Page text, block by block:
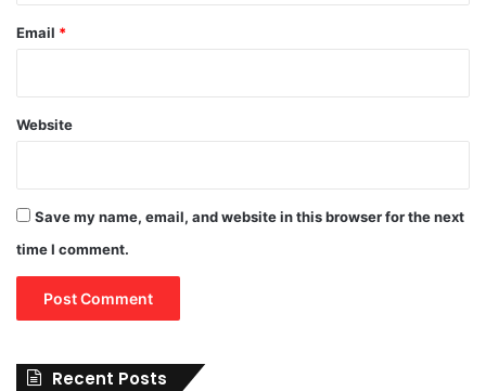
Email *
Website
Save my name, email, and website in this browser for the next
time I comment.
Recent Posts